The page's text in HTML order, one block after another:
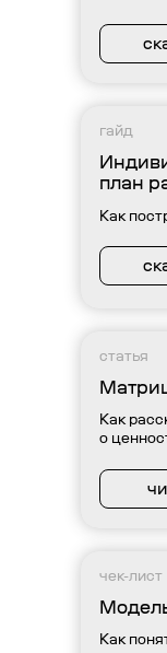
Как
чек-лист
Как
о
статья
план
Как
гайд